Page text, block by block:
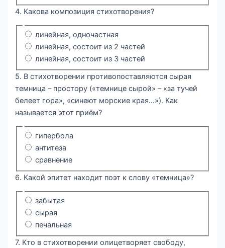
4. Какова композиция стихотворения?
линейная, одночастная
линейная, состоит из 2 частей
линейная, состоит из 3 частей
5. В стихотворении противопоставляются сырая
темница – простору («темнице сырой» – «за тучей
белеет гора», «синеют морские края…»). Как
называется этот приём?
гипербола
антитеза
сравнение
6. Какой эпитет находит поэт к слову «темница»?
забытая
сырая
печальная
7. Кто в стихотворении олицетворяет свободу,